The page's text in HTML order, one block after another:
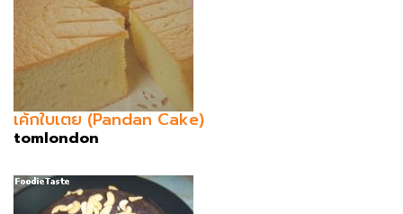
เค้กใบเตย (Pandan Cake)
tomlondon